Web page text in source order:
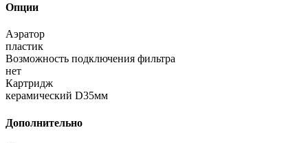
Опции
Аэратор
пластик
Возможность подключения фильтра
нет
Картридж
керамический D35мм
Дополнительно